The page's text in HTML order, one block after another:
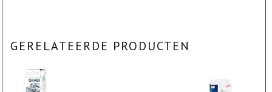
GERELATEERDE PRODUCTEN